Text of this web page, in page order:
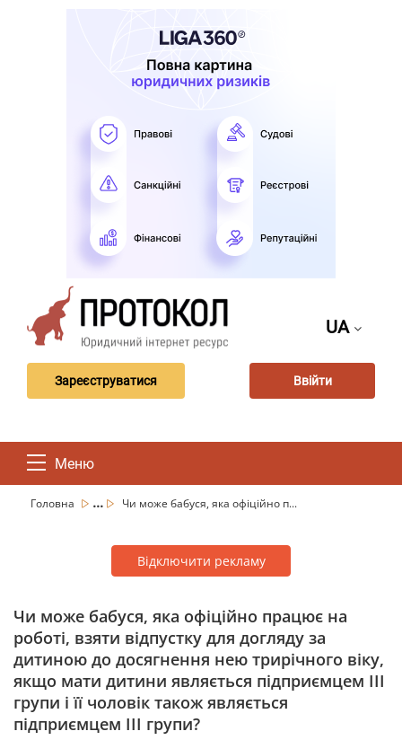
UA
Зареєструватися Ввійти
Меню
Головна ... Чи може бабуся, яка офіційно п...
Відключити рекламу
Чи може бабуся, яка офіційно працює на
роботі, взяти відпустку для догляду за
дитиною до досягнення нею трирічного віку,
якщо мати дитини являється підприємцем ІІІ
групи і її чоловік також являється
підприємцем ІІІ групи?